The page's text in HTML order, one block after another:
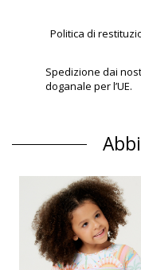
Politica di
Spedizione dai
doganale per l’UE.